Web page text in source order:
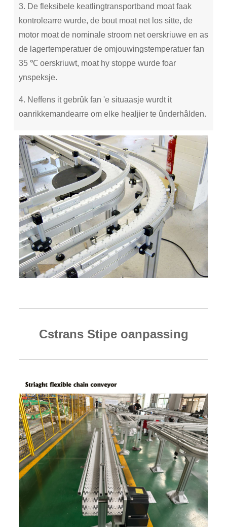
3. De fleksibele keatlingtransportband moat faak
kontrolearre wurde, de bout moat net los sitte, de
motor moat de nominale stroom net oerskriuwe en as
de lagertemperatuer de omjouwingstemperatuer fan
35 ℃ oerskriuwt, moat hy stoppe wurde foar
ynspeksje.
4. Neffens it gebrûk fan 'e situaasje wurdt it
oanrikkemandearre om elke healjier te ûnderhâlden.
Cstrans Stipe oanpassing